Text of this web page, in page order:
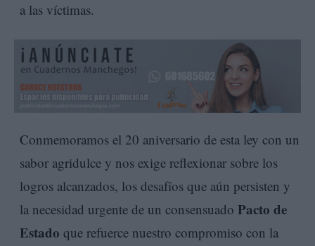
a las víctimas.
Conmemoramos el 20 aniversario de esta ley con un
sabor agridulce y nos exige reflexionar sobre los
logros alcanzados, los desafíos que aún persisten y
la necesidad urgente de un consensuado Pacto de
Estado que refuerce nuestro compromiso con la